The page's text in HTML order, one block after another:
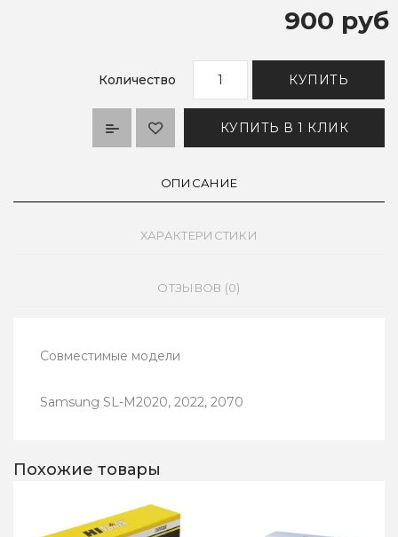
900 руб
Количество КУПИТЬ
КУПИТЬ В 1 КЛИК
ОПИСАНИЕ
ХАРАКТЕРИСТИКИ
ОТЗЫВОВ (0)
Совместимые модели
Samsung SL-M2020, 2022, 2070
Похожие товары